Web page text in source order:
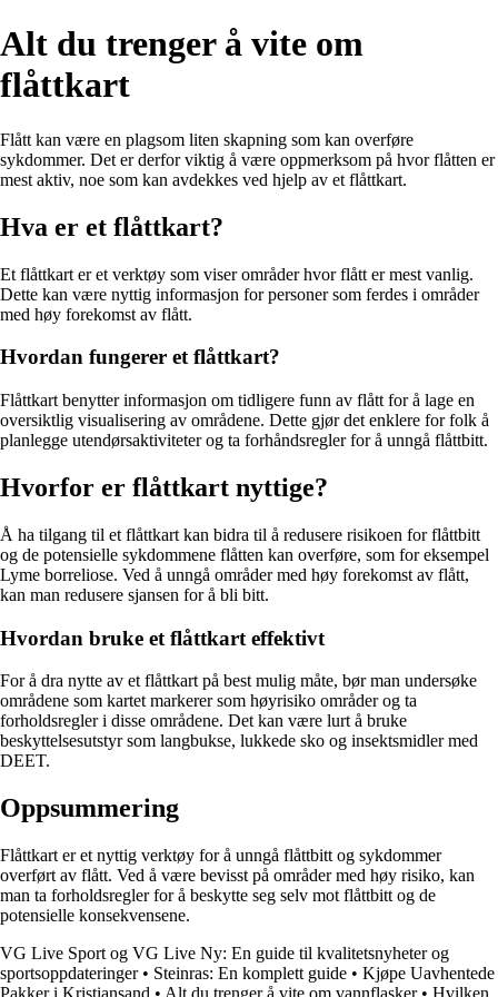
Alt du trenger å vite om
flåttkart
Flått kan være en plagsom liten skapning som kan overføre
sykdommer. Det er derfor viktig å være oppmerksom på hvor flåtten er
mest aktiv, noe som kan avdekkes ved hjelp av et flåttkart.
Hva er et flåttkart?
Et flåttkart er et verktøy som viser områder hvor flått er mest vanlig.
Dette kan være nyttig informasjon for personer som ferdes i områder
med høy forekomst av flått.
Hvordan fungerer et flåttkart?
Flåttkart benytter informasjon om tidligere funn av flått for å lage en
oversiktlig visualisering av områdene. Dette gjør det enklere for folk å
planlegge utendørsaktiviteter og ta forhåndsregler for å unngå flåttbitt.
Hvorfor er flåttkart nyttige?
Å ha tilgang til et flåttkart kan bidra til å redusere risikoen for flåttbitt
og de potensielle sykdommene flåtten kan overføre, som for eksempel
Lyme borreliose. Ved å unngå områder med høy forekomst av flått,
kan man redusere sjansen for å bli bitt.
Hvordan bruke et flåttkart effektivt
For å dra nytte av et flåttkart på best mulig måte, bør man undersøke
områdene som kartet markerer som høyrisiko områder og ta
forholdsregler i disse områdene. Det kan være lurt å bruke
beskyttelsesutstyr som langbukse, lukkede sko og insektsmidler med
DEET.
Oppsummering
Flåttkart er et nyttig verktøy for å unngå flåttbitt og sykdommer
overført av flått. Ved å være bevisst på områder med høy risiko, kan
man ta forholdsregler for å beskytte seg selv mot flåttbitt og de
potensielle konsekvensene.
VG Live Sport og VG Live Ny: En guide til kvalitetsnyheter og
sportsoppdateringer• Steinras: En komplett guide • Kjøpe Uavhentede